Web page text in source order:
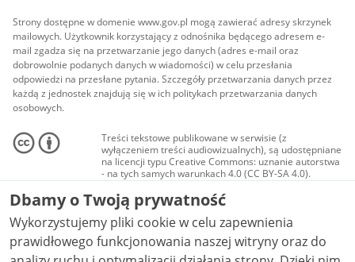
Strony dostępne w domenie www.gov.pl mogą zawierać adresy skrzynek
mailowych. Użytkownik korzystający z odnośnika będącego adresem e-
mail zgadza się na przetwarzanie jego danych (adres e-mail oraz
dobrowolnie podanych danych w wiadomości) w celu przesłania
odpowiedzi na przesłane pytania. Szczegóły przetwarzania danych przez
każdą z jednostek znajdują się w ich politykach przetwarzania danych
osobowych.
Treści tekstowe publikowane w serwisie (z
wyłączeniem treści audiowizualnych), są udostępniane
na licencji typu Creative Commons: uznanie autorstwa
- na tych samych warunkach 4.0 (CC BY-SA 4.0).
Materiały audiowizualne, w tym zdjęcia, materiały
audio i wideo, są udostępniane na licencji typu
Creative Commons: uznanie autorstwa użycie
niekomercyjne - bez utworów zależnych 4.0 (CC BY-
NC-ND 4.0), o ile nie jest to stwierdzone inaczej.
Dbamy o Twoją prywatność
Wykorzystujemy pliki cookie w celu zapewnienia
prawidłowego funkcjonowania naszej witryny oraz do